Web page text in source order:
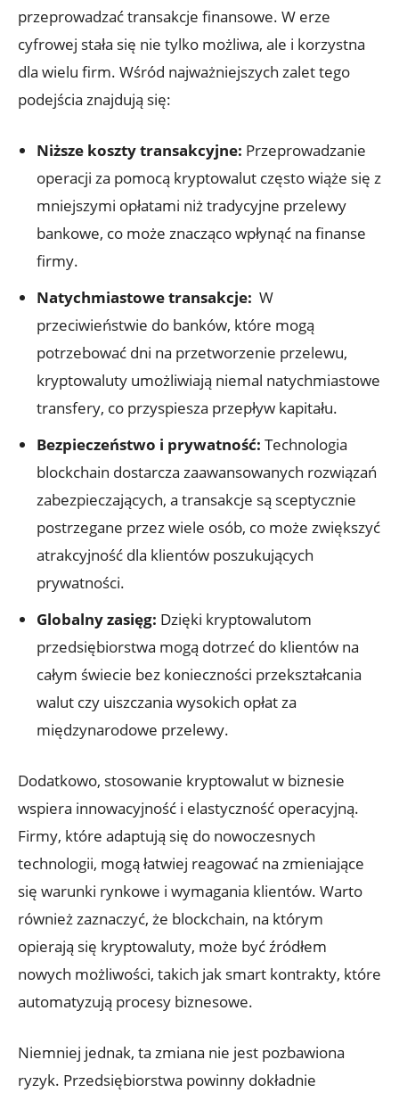
przeprowadzać transakcje finansowe.‍ W erze
cyfrowej⁤ stała⁢ się nie tylko możliwa, ale i korzystna
dla⁤ wielu firm.⁣ Wśród najważniejszych zalet tego​
podejścia znajdują⁣ się:
Niższe​ koszty transakcyjne: Przeprowadzanie
operacji za pomocą kryptowalut często⁢ wiąże się ⁣z
mniejszymi⁣ opłatami niż‍ tradycyjne przelewy
bankowe, co może ⁢znacząco wpłynąć na finanse
firmy.
Natychmiastowe ⁢transakcje: ‍ W
przeciwieństwie do ⁤banków, które mogą
potrzebować dni na przetworzenie‍ przelewu,
kryptowaluty‍ umożliwiają niemal natychmiastowe
transfery, co przyspiesza przepływ‌ kapitału.
Bezpieczeństwo i prywatność: Technologia
blockchain dostarcza zaawansowanych rozwiązań
zabezpieczających, a transakcje są sceptycznie
postrzegane⁣ przez wiele osób, co‌ może zwiększyć
atrakcyjność dla klientów⁤ poszukujących
prywatności.
Globalny⁤ zasięg: Dzięki kryptowalutom
przedsiębiorstwa mogą⁢ dotrzeć do klientów ‍na
całym świecie bez ⁤konieczności przekształcania
walut czy⁤ uiszczania wysokich ​opłat za
międzynarodowe‌ przelewy.
Dodatkowo, stosowanie kryptowalut w biznesie
wspiera innowacyjność‍ i elastyczność operacyjną.‍
Firmy, które adaptują się‍ do​ nowoczesnych
technologii, mogą łatwiej​ reagować na zmieniające
się warunki​ rynkowe i wymagania klientów. Warto
również zaznaczyć, że ‍blockchain, na⁣ którym
opierają ‍się kryptowaluty, ‌może być źródłem
nowych możliwości,​ takich jak smart kontrakty, które
automatyzują procesy biznesowe.
Niemniej jednak, ta zmiana nie jest pozbawiona​
ryzyk. Przedsiębiorstwa powinny ⁣dokładnie